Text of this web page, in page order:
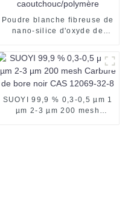
Poudre blanche fibreuse de
nano-silice d'oxyde de
remplissage de giflage pour
matériaux en
caoutchouc/polymère
SUOYI 99,9 % 0,3-0,5 µm 1
µm 2-3 µm 200 mesh